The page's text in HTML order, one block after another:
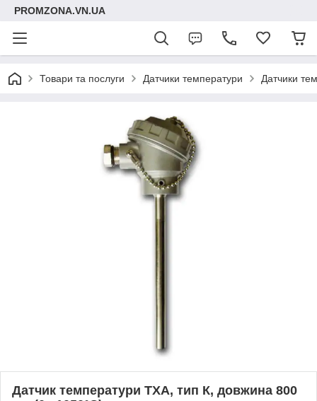
PROMZONA.VN.UA
Товари та послуги Датчики температури Датчики
Датчик температури ТХА, тип К, довжина 800